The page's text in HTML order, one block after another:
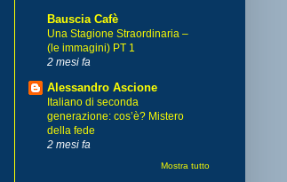
Bauscia Cafè
Una Stagione Straordinaria –
(le immagini) PT 1
2 mesi fa
Alessandro Ascione
Italiano di seconda
generazione: cos’è? Mistero
della fede
2 mesi fa
Mostra tutto